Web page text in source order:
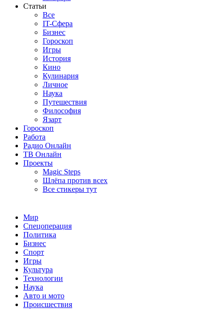
Статьи
Все
IT-Сфера
Бизнес
Гороскоп
Игры
История
Кино
Кулинария
Личное
Наука
Путешествия
Философия
Язарт
Гороскоп
Работа
Радио Онлайн
ТВ Онлайн
Проекты
Magic Steps
Шлёпа против всех
Все стикеры тут
Мир
Спецоперация
Политика
Бизнес
Спорт
Игры
Культура
Технологии
Наука
Авто и мото
Происшествия